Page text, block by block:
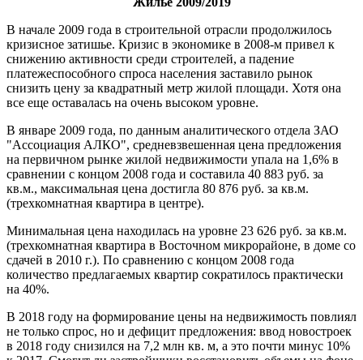
В начале 2009 года в строительной отрасли продолжилось
кризисное затишье. Кризис в экономике в 2008-м привел к
снижению активности среди строителей, а падение
платежеспособного спроса населения заставило рынок
снизить цену за квадратный метр жилой площади. Хотя она
все еще оставалась на очень высоком уровне.
В январе 2009 года, по данным аналитического отдела ЗАО
"Ассоциация АЛКО", средневзвешенная цена предложения
на первичном рынке жилой недвижимости упала на 1,6% в
сравнении с концом 2008 года и составила 40 883 руб. за
кв.м., максимальная цена достигла 80 876 руб. за кв.м.
(трехкомнатная квартира в центре).
Минимальная цена находилась на уровне 23 626 руб. за кв.м.
(трехкомнатная квартира в Восточном микрорайоне, в доме со
сдачей в 2010 г.). По сравнению с концом 2008 года
количество предлагаемых квартир сократилось практически
на 40%.
В 2018 году на формирование цены на недвижимость повлиял
не только спрос, но и дефицит предложения: ввод новостроек
в 2018 году снизился на 7,2 млн кв. м, а это почти минус 10%